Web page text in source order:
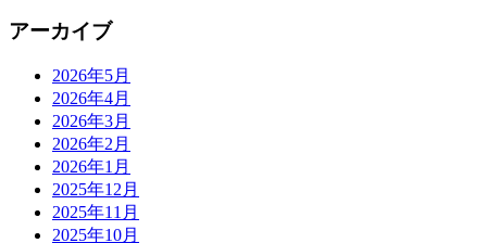
アーカイブ
2026年5月
2026年4月
2026年3月
2026年2月
2026年1月
2025年12月
2025年11月
2025年10月